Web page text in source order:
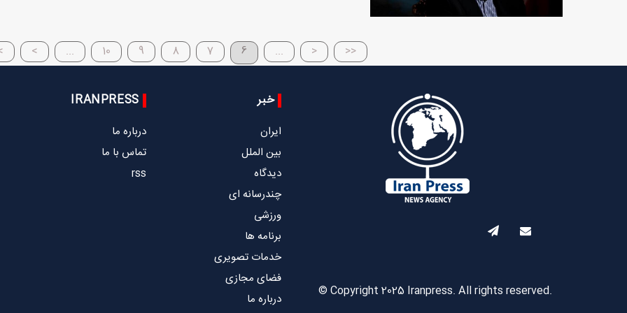
<<
<
...
6
7
8
9
10
...
>
© Copyright 2025 Iranpress. All rights reserved.
خبر
ایران
بین الملل
دیدگاه
چندرسانه ای
ورزشی
برنامه ها
خدمات تصویری
فضای مجازی
درباره ما
IRANPRESS
درباره ما
تماس با ما
rss